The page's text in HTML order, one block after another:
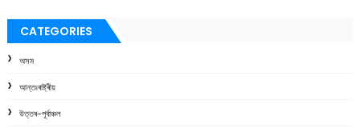
CATEGORIES
অসম
আন্তঃৰাষ্ট্ৰীয়
উত্তৰ-পূৰ্বাঞ্চল